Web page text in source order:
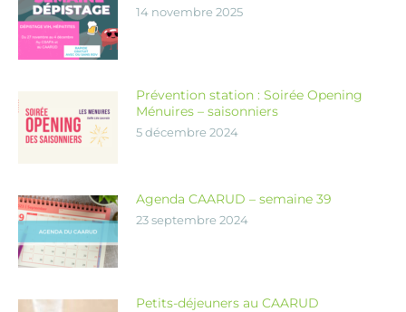
14 novembre 2025
Prévention station : Soirée Opening
Ménuires – saisonniers
5 décembre 2024
Agenda CAARUD – semaine 39
23 septembre 2024
Petits-déjeuners au CAARUD